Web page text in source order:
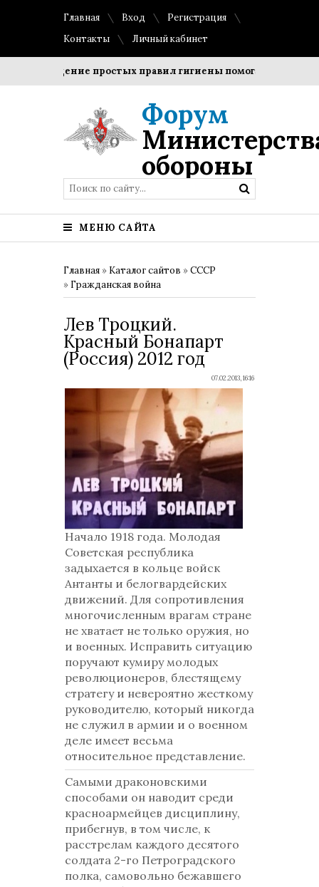
Главная Вход
Регистрация
Контакты
Личный кабинет
Соблюдение простых правил гигиены помогает
Форум
обороны
МЕНЮ САЙТА
Главная » Каталог сайтов »СССР
» Гражданская война
Лев Троцкий.
Красный Бонапарт
(Россия) 2012 год
07.02.2013, 16:16
Начало 1918 года. Молодая
Советская республика
задыхается в кольце войск
Антанты и белогвардейских
движений. Для сопротивления
многочисленным врагам стране
не хватает не только оружия, но
и военных. Исправить ситуацию
поручают кумиру молодых
революционеров, блестящему
стратегу и невероятно жесткому
руководителю, который никогда
не служил в армии и о военном
деле имеет весьма
относительное представление.
Самыми драконовскими
способами он наводит среди
красноармейцев дисциплину,
прибегнув, в том числе, к
расстрелам каждого десятого
солдата 2-го Петроградского
полка, самовольно бежавшего